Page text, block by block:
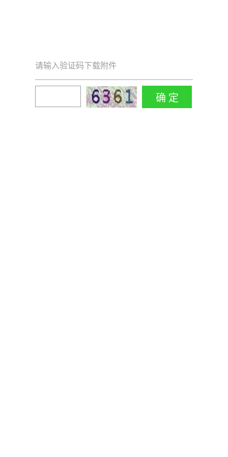
请输入验证码下载附件